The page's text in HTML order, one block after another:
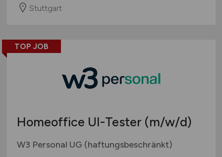
Stuttgart
TOP JOB
Homeoffice UI-Tester (m/w/d)
W3 Personal UG (haftungsbeschränkt)